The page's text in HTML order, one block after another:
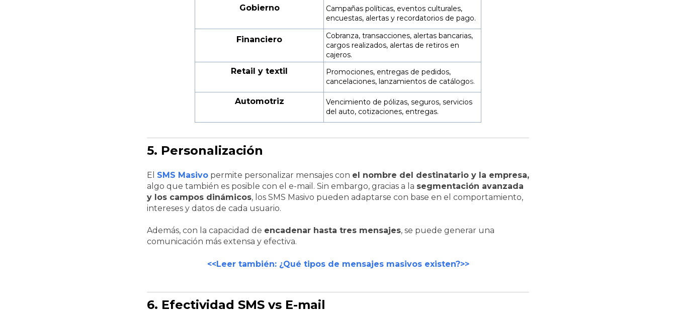
Gobierno
Campañas políticas, eventos culturales,
encuestas, alertas y recordatorios de pago.
Financiero
Cobranza, transacciones, alertas bancarias,
cargos realizados, alertas de retiros en
cajeros.
Retail y textil
Promociones, entregas de pedidos,
cancelaciones, lanzamientos de catálogos.
Automotriz
Vencimiento de pólizas, seguros, servicios
del auto, cotizaciones, entregas.
5. Personalización
El SMS Masivo permite personalizar mensajes con el nombre del destinatario y la empresa,
algo que también es posible con el e-mail. Sin embargo, gracias a la segmentación avanzada
y los campos dinámicos, los SMS Masivo pueden adaptarse con base en el comportamiento,
intereses y datos de cada usuario.
Además, con la capacidad de encadenar hasta tres mensajes, se puede generar una
comunicación más extensa y efectiva.
<<Leer también: ¿Qué tipos de mensajes masivos existen?>>
6. Efectividad SMS vs E-mail